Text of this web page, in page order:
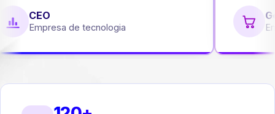
CEO
Empresa de tecnologia